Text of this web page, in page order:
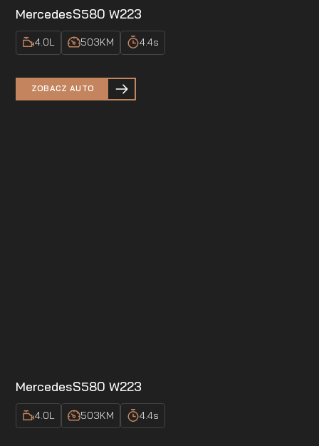
MercedesS580 W223
4.0L 503KM 4.4s
ZOBACZ AUTO
MercedesS580 W223
4.0L 503KM 4.4s